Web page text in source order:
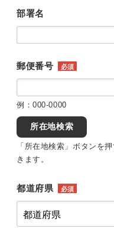
部署名
郵便番号 必須
例：000-0000
所在地検索
「所在地検索」ボタンを
きます。
都道府県 必須